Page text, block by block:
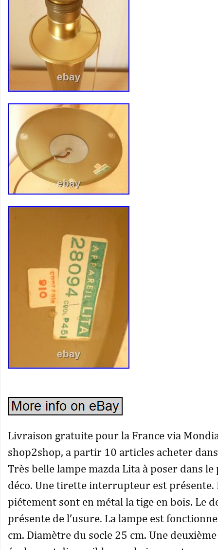
Livraison gratuite pour la France via
shop2shop, a partir 10 articles acheter
Très belle lampe mazda Lita à poser dans
déco. Une tirette interrupteur est présente.
piétement sont en métal la tige en bois. Le
présente de l’usure. La lampe est
cm. Diamètre du socle 25 cm. Une